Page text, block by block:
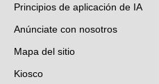
Principios de aplicación de IA
Anúnciate con nosotros
Mapa del sitio
Kiosco